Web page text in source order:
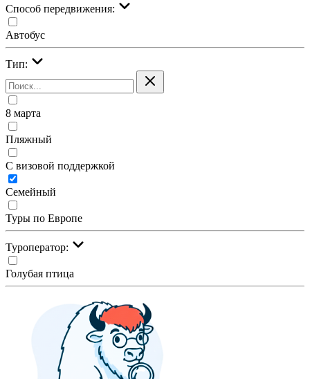
Cпособ передвижения:
Автобус
Тип:
8 марта
Пляжный
С визовой поддержкой
Семейный
Туры по Европе
Туроператор:
Голубая птица